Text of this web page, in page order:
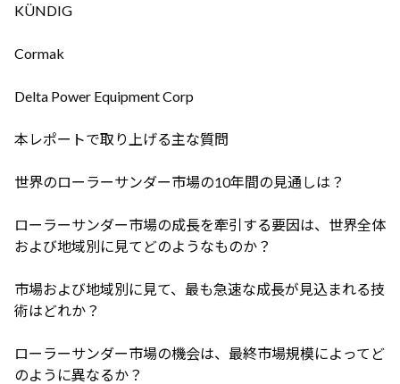
KÜNDIG
Cormak
Delta Power Equipment Corp
本レポートで取り上げる主な質問
世界のローラーサンダー市場の10年間の見通しは？
ローラーサンダー市場の成長を牽引する要因は、世界全体
および地域別に見てどのようなものか？
市場および地域別に見て、最も急速な成長が見込まれる技
術はどれか？
ローラーサンダー市場の機会は、最終市場規模によってど
のように異なるか？